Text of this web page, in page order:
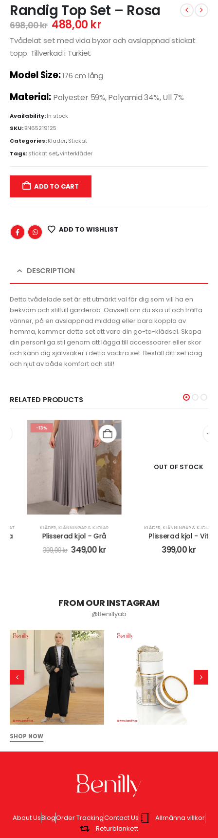
Randig Top Set – Rosa
698,00kr 488,00 kr
Tvådelat set med vida byxor och avslappnad stickat
topp. Tillverkad i Turkiet
Model Size:176 cm lång
Material: Polyester 59%, Polyamid 34%, Ull 7%
Availability:In stock
SKU:BN65219125
Categories:Kläder,Stickat
Tags:stickat set,vinterkläder
ADD TO CART
ADD TO WISHLIST
DESCRIPTION
Detta tvådelade set är ett utmärkt val för dig som vill ha en
bekväm och stilfull garderob. Oavsett om du ska ut och träffa
vänner, på en avslappnad middag eller bara koppla av
hemma, kommer detta set att vara din go-to-klädsel. Skapa
din personliga stil genom att lägga till accessoarer eller skor
och känn dig självsäker i detta vackra set. Beställ ditt set idag
och njut av både komfort och stil!
RELATED PRODUCTS
,KLÄNNINGAR & KJOLAR
Plisserad kjol - Grå
399,00kr 349,00kr
OUT OF STOCK
,KLÄNNINGAR & KJOLAR
Plisserad kjol - Vit
399,00kr
FROM OUR INSTAGRAM
@Benillyab
SHOP NOW
About UsBlogOrder TrackingContact Us
Allmänna villkor
Returblankett